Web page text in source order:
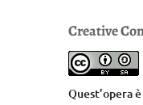
Creative
Quest’opera